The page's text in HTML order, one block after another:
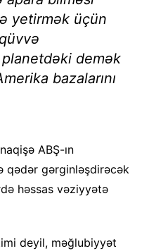
yetirmək üçün
demək
bazalarını
ABŞ-ın
qədər gərginləşdirəcək
həssas vəziyyətə
deyil, məğlubiyyət